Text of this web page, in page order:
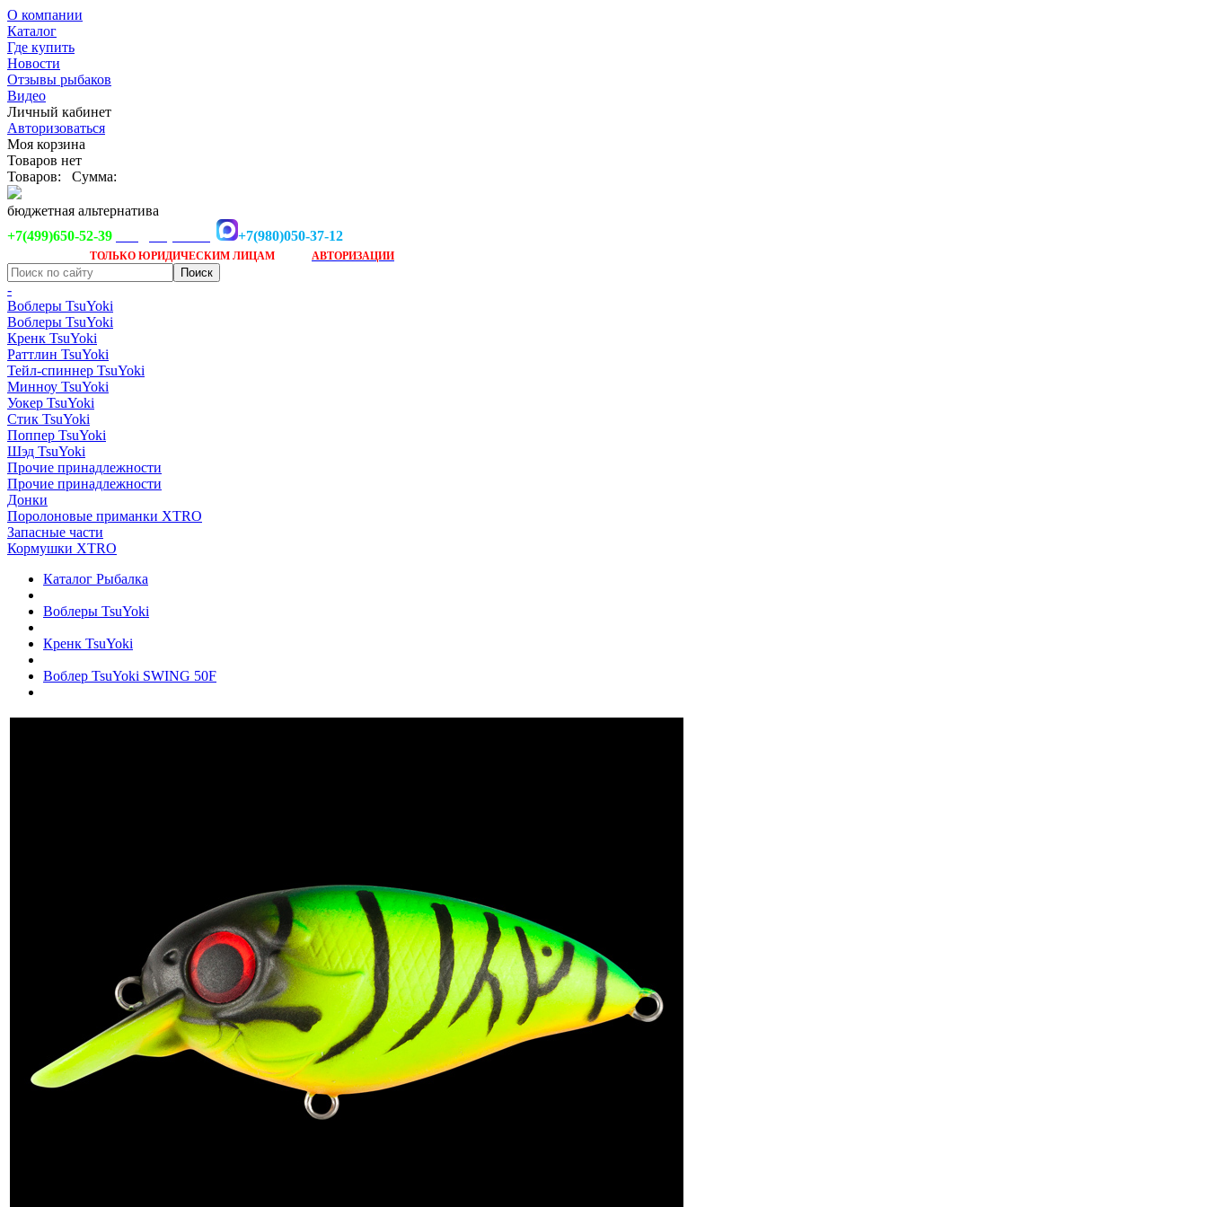
О компании
Каталог
Где купить
Новости
Отзывы рыбаков
Видео
Личный кабинет
Авторизоваться
Моя корзина
Товаров нет
Товаров:
Сумма:
бюджетная альтернатива
+7(499)650-52-39
+7(980)050-37-12
ТОЛЬКО ЮРИДИЧЕСКИМ ЛИЦАМ АВТОРИЗАЦИИ
-
Воблеры TsuYoki
Воблеры TsuYoki
Кренк TsuYoki
Раттлин TsuYoki
Тейл-спиннер TsuYoki
Минноу TsuYoki
Уокер TsuYoki
Стик TsuYoki
Поппер TsuYoki
Шэд TsuYoki
Прочие принадлежности
Прочие принадлежности
Донки
Поролоновые приманки XTRO
Запасные части
Кормушки XTRO
Каталог Рыбалка
Воблеры TsuYoki
Кренк TsuYoki
Воблер TsuYoki SWING 50F